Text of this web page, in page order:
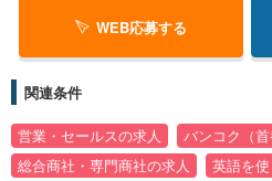
WEB応募する
関連条件
営業・セールスの求人
バンコク（
総合商社・専門商社の求人
英語を